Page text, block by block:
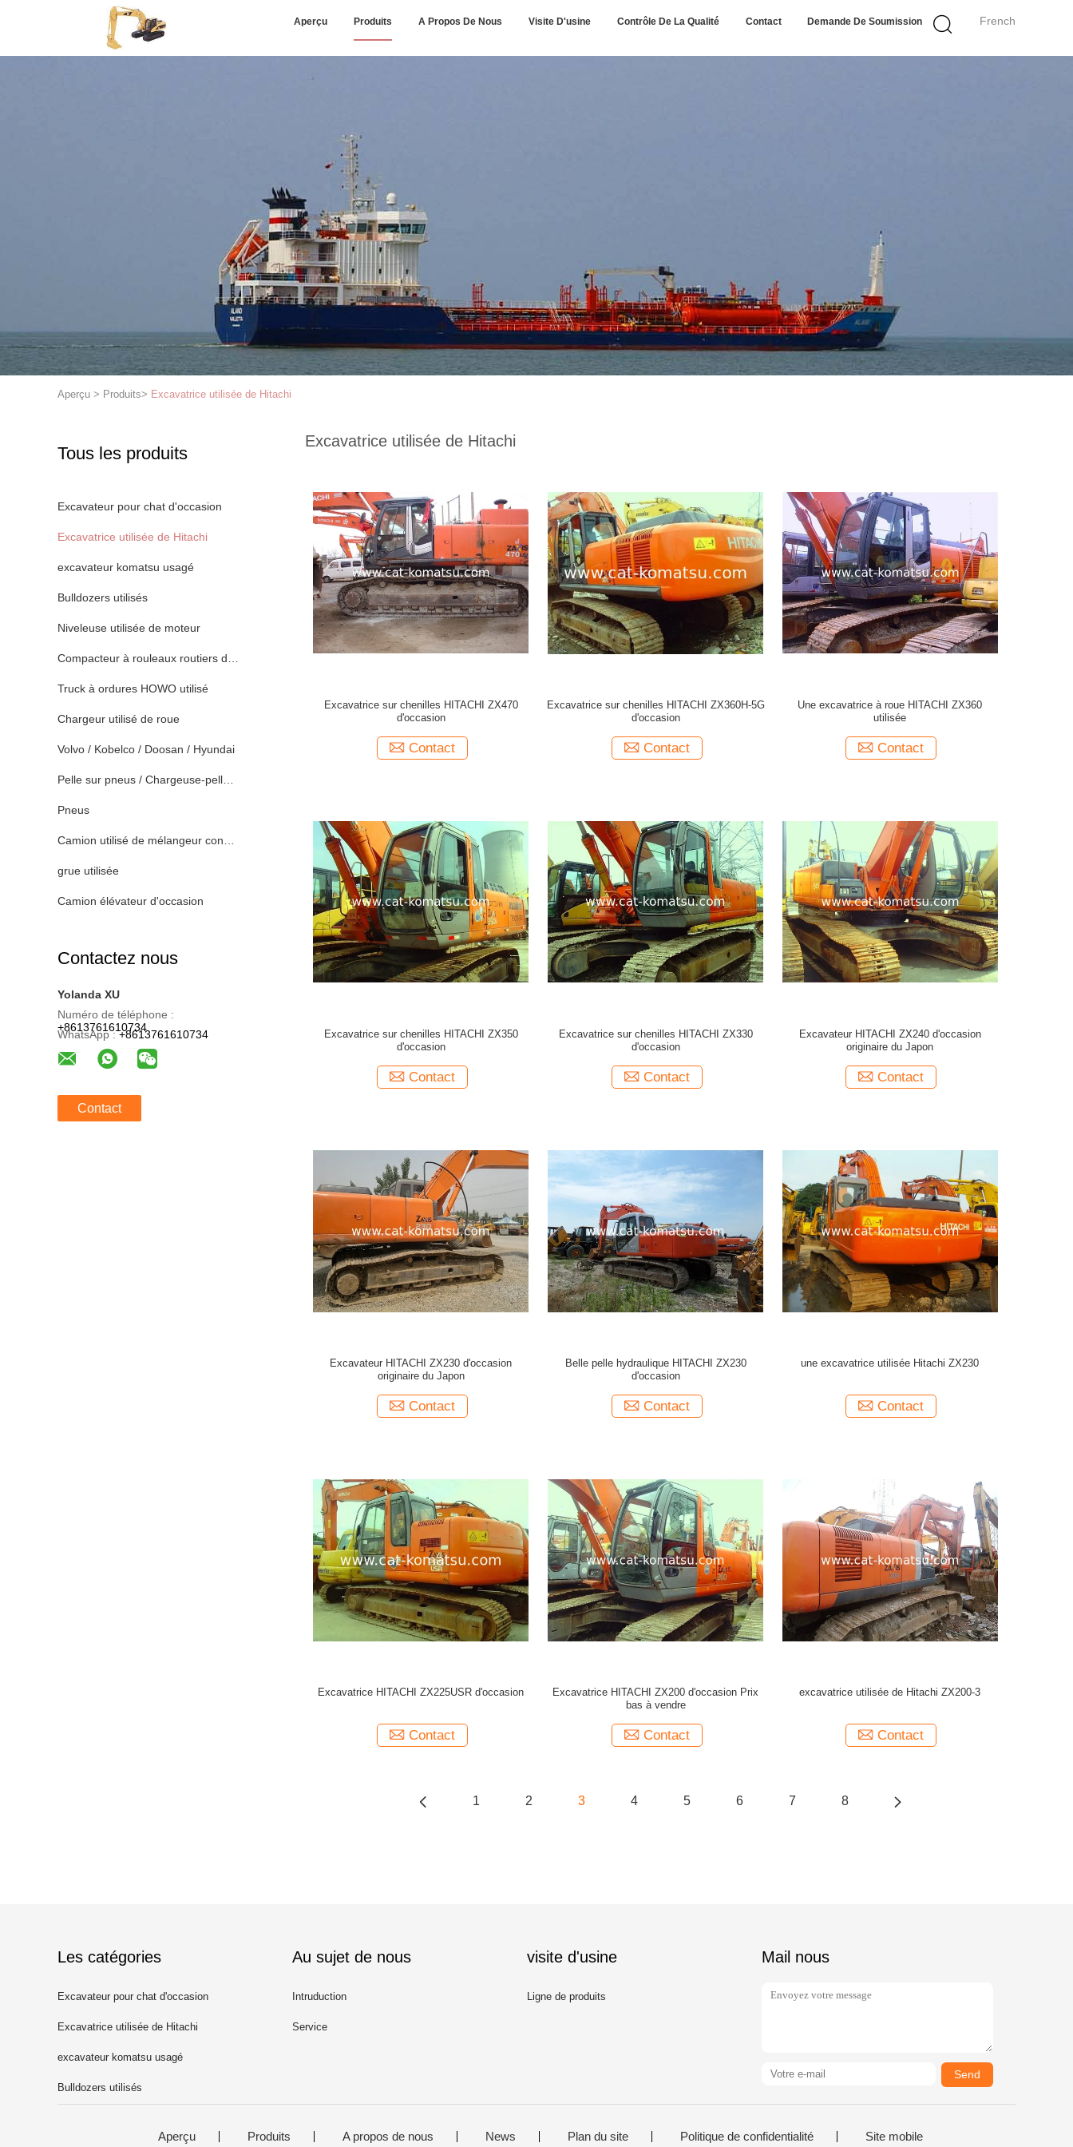
French
Aperçu Produits A Propos De Nous Visite D'usine Contrôle De La Qualité Contact Demande De Soumission
Aperçu > Produits> Excavatrice utilisée de Hitachi
Tous les produits
Excavateur pour chat d'occasion
Excavatrice utilisée de Hitachi
excavateur komatsu usagé
Bulldozers utilisés
Niveleuse utilisée de moteur
Compacteur à rouleaux routiers d'occasion
Truck à ordures HOWO utilisé
Chargeur utilisé de roue
Volvo / Kobelco / Doosan / Hyundai
Pelle sur pneus / Chargeuse-pelleteuse
Pneus
Camion utilisé de mélangeur concret
grue utilisée
Camion élévateur d'occasion
Contactez nous
Yolanda XU
Numéro de téléphone :
+8613761610734
WhatsApp :+8613761610734
Contact
Excavatrice utilisée de Hitachi
Excavatrice sur chenilles HITACHI ZX470
d'occasion
Contact
Excavatrice sur chenilles HITACHI ZX360H-5G
d'occasion
Contact
Une excavatrice à roue HITACHI ZX360
utilisée
Contact
Excavatrice sur chenilles HITACHI ZX350
d'occasion
Contact
Excavatrice sur chenilles HITACHI ZX330
d'occasion
Contact
Excavateur HITACHI ZX240 d'occasion
originaire du Japon
Contact
Excavateur HITACHI ZX230 d'occasion
originaire du Japon
Contact
Belle pelle hydraulique HITACHI ZX230
d'occasion
Contact
une excavatrice utilisée Hitachi ZX230
Contact
Excavatrice HITACHI ZX225USR d'occasion
Contact
Excavatrice HITACHI ZX200 d'occasion Prix
bas à vendre
Contact
excavatrice utilisée de Hitachi ZX200-3
Contact
1 2 3 4 5 6 7 8
Les catégories
Excavateur pour chat d'occasion
Excavatrice utilisée de Hitachi
excavateur komatsu usagé
Bulldozers utilisés
Au sujet de nous
Intruduction
Service
visite d'usine
Ligne de produits
Mail nous
Send
Aperçu Produits A propos de nous News Plan du site Politique de confidentialité Site mobile